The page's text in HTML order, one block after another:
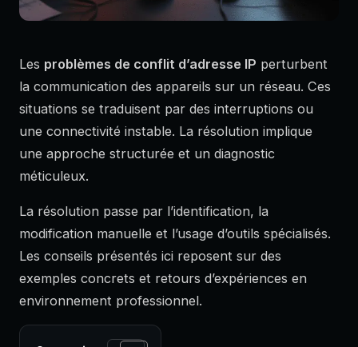
Les problèmes de conflit d’adresse IP perturbent
la communication des appareils sur un réseau. Ces
situations se traduisent par des interruptions ou
une connectivité instable. La résolution implique
une approche structurée et un diagnostic
méticuleux.
La résolution passe par l’identification, la
modification manuelle et l’usage d’outils spécialisés.
Les conseils présentés ici reposent sur des
exemples concrets et retours d’expériences en
environnement professionnel.